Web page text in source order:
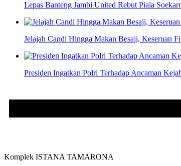
Lepas Banteng Jambi United Rebut Piala
Jelajah Candi Hingga Makan Besaji, Keseruan
Presiden Ingatkan Polri Terhadap Ancaman
Komplek ISTANA TAMARONA